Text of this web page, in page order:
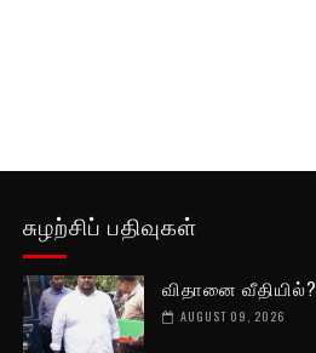
சுழற்சிப் பதிவுகள்
விதானை வீதியில்?
AUGUST 09, 2026